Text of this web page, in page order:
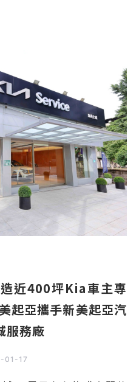
近400坪Kia車主專
起亞攜手新美起亞汽
服務廠
01-17